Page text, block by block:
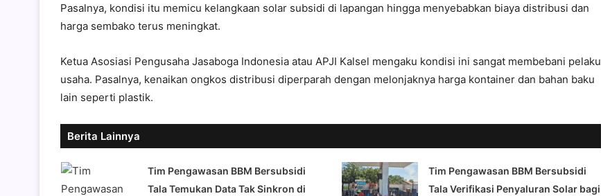
Pasalnya, kondisi itu memicu kelangkaan solar subsidi di lapangan hingga menyebabkan biaya distribusi dan
harga sembako terus meningkat.
Ketua Asosiasi Pengusaha Jasaboga Indonesia atau APJI Kalsel mengaku kondisi ini sangat membebani pelaku
usaha. Pasalnya, kenaikan ongkos distribusi diperparah dengan melonjaknya harga kontainer dan bahan baku
lain seperti plastik.
Berita Lainnya
Tim Pengawasan BBM Bersubsidi
Tala Temukan Data Tak Sinkron di
Tim Pengawasan BBM Bersubsidi
Tala Verifikasi Penyaluran Solar bagi